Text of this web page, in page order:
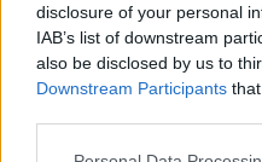
disclosure of your personal
IAB’s list of downstream
also be disclosed by us to
Downstream Participants